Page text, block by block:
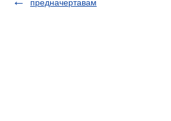
предначертавам